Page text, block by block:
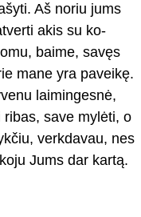
Aš noriu jums
akis su ko-
baime, savęs
mane yra paveikę.
laimingesnė,
save mylėti, o
verkdavau, nes
Jums dar kartą.